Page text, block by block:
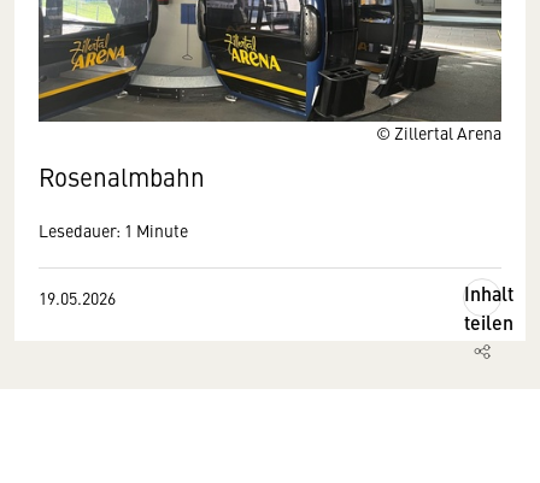
© Zillertal Arena
Rosenalmbahn
Lesedauer: 1 Minute
19.05.2026
Inhalt
teilen